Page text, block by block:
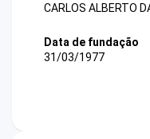
CARLOS ALBERTO
Data de fundação
31/03/1977